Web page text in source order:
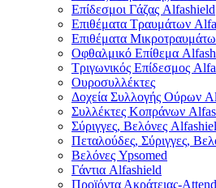
Επίδεσμοι Γάζας Alfashield
Επιθέματα Τραυμάτων
Επιθέματα
Οφθαλμικό Eπίθεμα
Τριγωνικός Επίδεσμος
Ουροσυλλέκτες
Δοχεία Συλλογής Ούρων
Συλλέκτες Κοπράνων
Σύριγγες, Βελόνες
Πεταλούδες, Σύριγγες,
Βελόνες Ypsomed
Γάντια Alfashield
Προϊόντα Ακράτειας-